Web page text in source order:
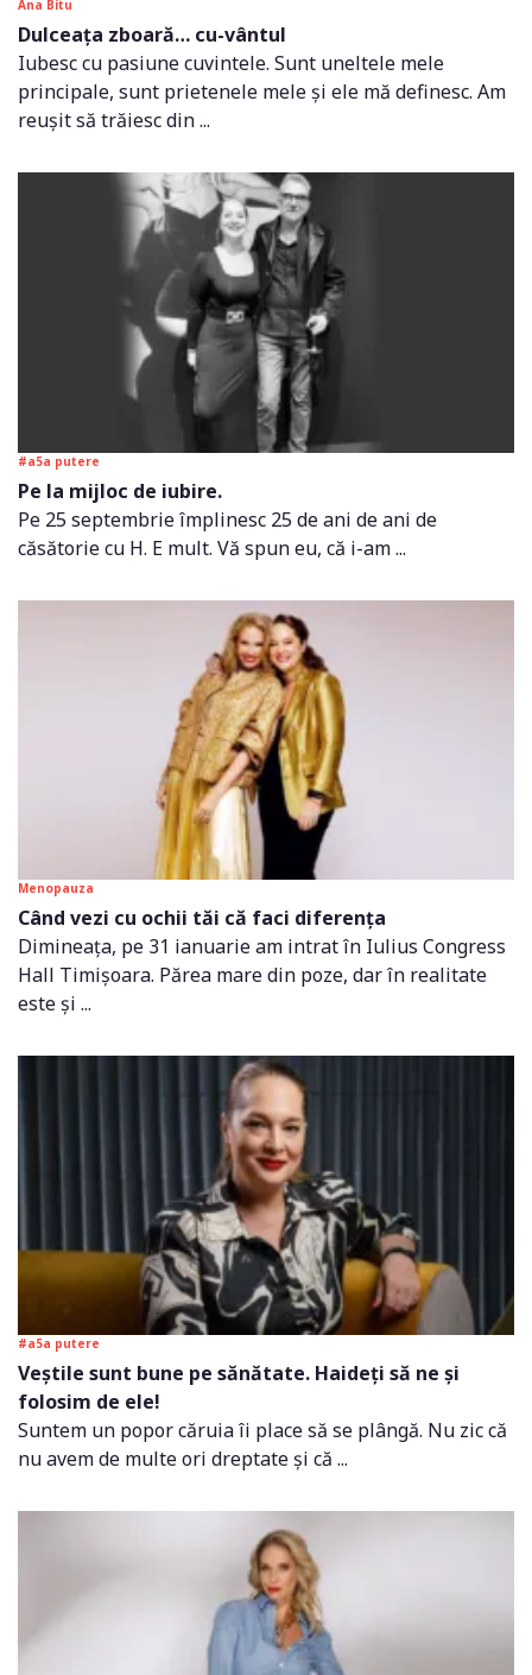
Ana Bitu
Dulceața zboară… cu-vântul
Iubesc cu pasiune cuvintele. Sunt uneltele mele
principale, sunt prietenele mele și ele mă definesc. Am
reușit să trăiesc din ...
#a5a putere
Pe la mijloc de iubire.
Pe 25 septembrie împlinesc 25 de ani de ani de
căsătorie cu H. E mult. Vă spun eu, că i-am ...
Menopauza
Când vezi cu ochii tăi că faci diferența
Dimineața, pe 31 ianuarie am intrat în Iulius Congress
Hall Timișoara. Părea mare din poze, dar în realitate
este și ...
#a5a putere
Veștile sunt bune pe sănătate. Haideți să ne și
folosim de ele!
Suntem un popor căruia îi place să se plângă. Nu zic că
nu avem de multe ori dreptate și că ...